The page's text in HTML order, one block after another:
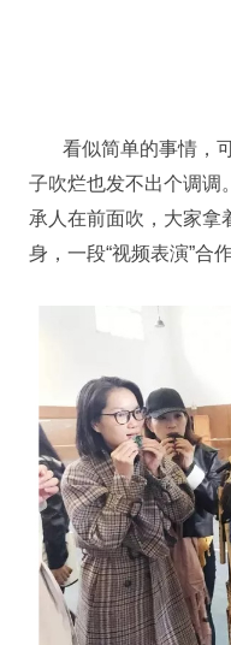
看似简单的事情，可
子吹烂也发不出个调
承人在前面吹，大家拿
身，一段“视频表演”合